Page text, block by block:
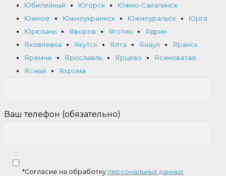
Юбилейный
Югорск
Южно-Сахалинск
Южное
Южноукраинск Южноуральск
Юрга
Юрюзань
Яворов Яготин
Ядрин
Яковлевка
Якутск Ялта Янаул
Яранск
Яремче
Ярославль Ярцево
Ясиноватая
Ясный
Яхрома
Ваш телефон (обязательно)
*Согласие на обработку персональных данных